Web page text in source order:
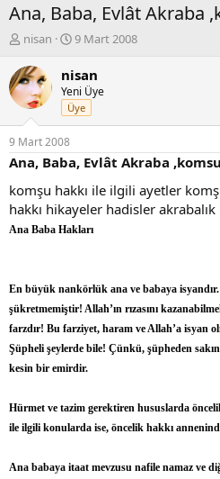
Ana, Baba, Evlât Akraba
K
n
b
u
y
u
b
a
l
a
t
nisan
B
ş
l
a
n
ı
ç
a
r
i
9 Mart 2008
nisan
Yeni Üye
Üye
9 Mart 2008
Ana, Baba, Evlât Akraba
komşu hakkı ile ilgili ayetler
hakkı hikayeler hadisler akrabalık
Ana Baba Hakları
En büyük nankörlük ana ve babaya isyandır.
şükretmemiştir! Allah’ın rızasını
farzdır! Bu farziyet, haram ve Allah’a isyan
Şüpheli şeylerde bile! Çünkü, şüpheden
kesin bir emirdir.
Hürmet ve tazim gerektiren hususlarda
ile ilgili konularda ise, öncelik hakkı
Ana babaya itaat mevzusu nafile namaz ve